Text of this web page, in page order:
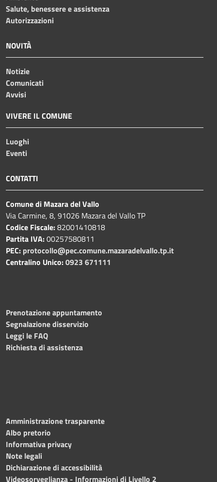
Salute, benessere e assistenza
Autorizzazioni
NOVITÀ
Notizie
Comunicati
Avvisi
VIVERE IL COMUNE
Luoghi
Eventi
CONTATTI
Comune di Mazara del Vallo
Via Carmine, 8, 91026 Mazara del Vallo TP
Codice Fiscale:82001410818
Partita IVA:00257580811
PEC: protocollo@pec.comune.mazaradelvallo.tp.it
Centralino Unico:0923 671111
Prenotazione appuntamento
Segnalazione disservizio
Leggi le FAQ
Richiesta di assistenza
Amministrazione trasparente
Albo pretorio
Informativa privacy
Note legali
Dichiarazione di accessibilità
Videosorveglianza - Informazioni di Livello 2